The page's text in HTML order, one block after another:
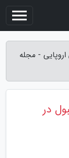
اروپایی - مجله
در